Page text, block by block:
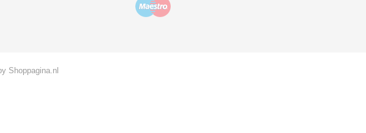
Shoppagina.nl